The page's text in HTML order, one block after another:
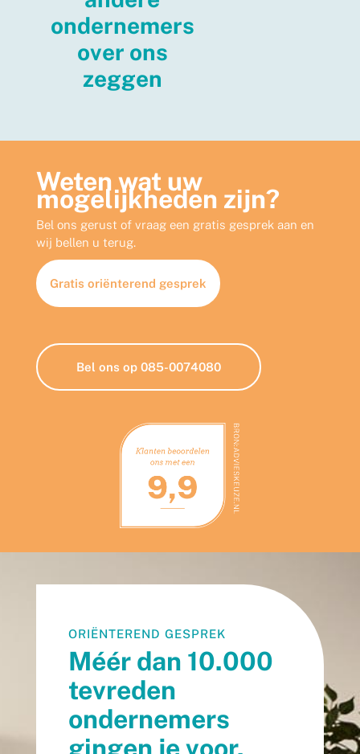
ondernemers
over ons
zeggen
Weten wat uw
mogelijkheden zijn?
Bel ons gerust of vraag een gratis gesprek aan en
wij bellen u terug.
Gratis oriënterend gesprek
Bel ons op 085-0074080
ORIËNTEREND GESPREK
Méér dan 10.000
tevreden
ondernemers